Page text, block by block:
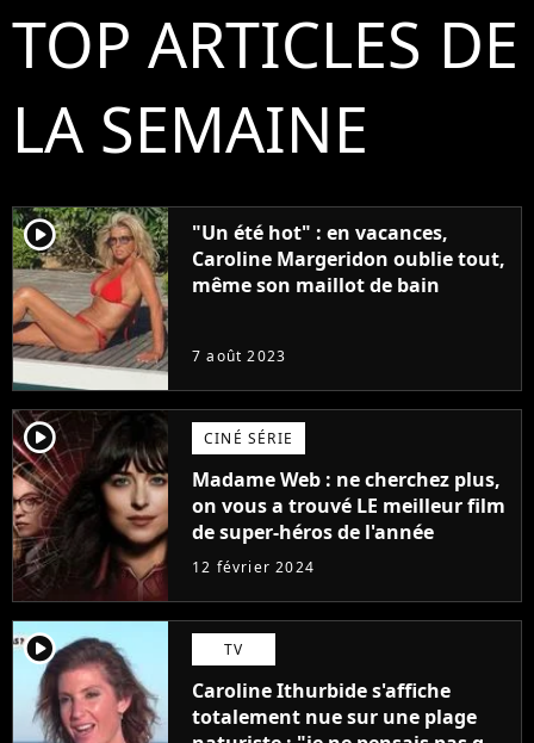
TOP ARTICLES DE
LA SEMAINE
player2
"Un été hot" : en vacances,
Caroline Margeridon oublie tout,
même son maillot de bain
7 août 2023
player2 CINÉ SÉRIE
Madame Web : ne cherchez plus,
on vous a trouvé LE meilleur film
de super-héros de l'année
12 février 2024
player2 TV
Caroline Ithurbide s'affiche
totalement nue sur une plage